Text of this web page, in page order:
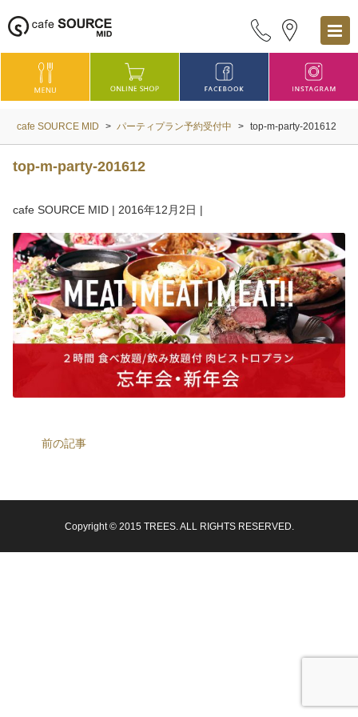
cafe SOURCE MID > パーティプラン予約受付中 > top-m-party-201612
top-m-party-201612
cafe SOURCE MID | 2016年12月2日 |
前の記事
Copyright © 2015 TREES. ALL RIGHTS RESERVED.